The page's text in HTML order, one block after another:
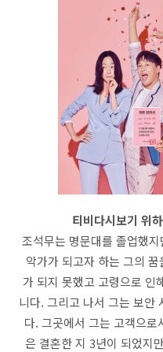
티비다시보기 위
조석무는 명문대를 졸업했
악가가 되고자 하는 그의
가 되지 못했고 고령으로 인
니다. 그리고 나서 그는 보안
다. 그곳에서 그는 고객으
은 결혼한 지 3년이 되었지